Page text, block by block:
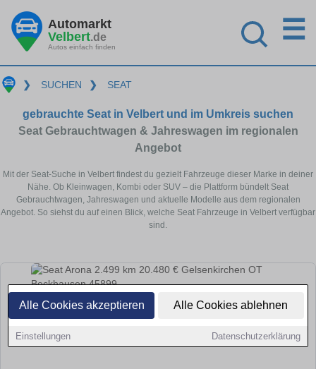
Alle Cookies akzeptieren Alle Cookies ablehnen
Einstellungen Datenschutzerklärung
Automarkt
Velbert.de
Autos einfach finden
☰
❯ SUCHEN ❯ SEAT
gebrauchte Seat in Velbert und im Umkreis suchen
Seat Gebrauchtwagen & Jahreswagen im regionalen
Angebot
Mit der Seat-Suche in Velbert findest du gezielt Fahrzeuge dieser Marke in deiner
Nähe. Ob Kleinwagen, Kombi oder SUV – die Plattform bündelt Seat
Gebrauchtwagen, Jahreswagen und aktuelle Modelle aus dem regionalen
Angebot. So siehst du auf einen Blick, welche Seat Fahrzeuge in Velbert verfügbar
sind.